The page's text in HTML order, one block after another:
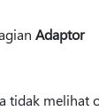
Adaptor
tidak melihat